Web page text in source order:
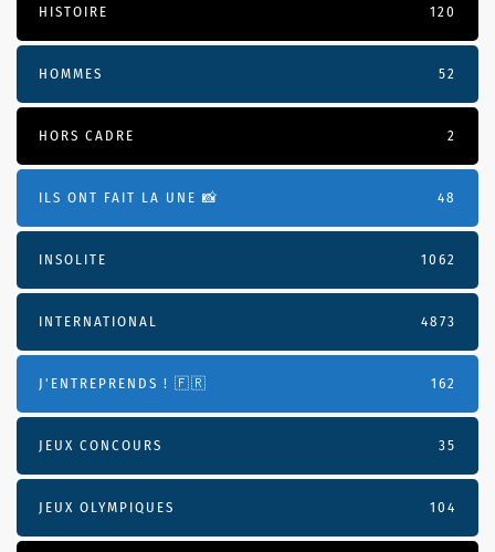
HISTOIRE 120
HOMMES 52
HORS CADRE 2
ILS ONT FAIT LA UNE 📸 48
INSOLITE 1062
INTERNATIONAL 4873
J'ENTREPRENDS ! 🇫🇷 162
JEUX CONCOURS 35
JEUX OLYMPIQUES 104